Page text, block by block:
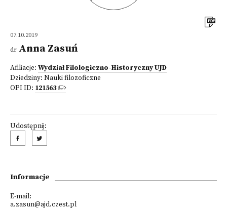
07.10.2019
dr Anna Zasuń
Afiliacje: Wydział Filologiczno-Historyczny UJD
Dziedziny: Nauki filozoficzne
OPI ID: 121563
Udostępnij:
Informacje
E-mail:
a.zasun@ajd.czest.pl